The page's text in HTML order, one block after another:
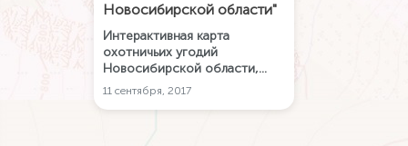
Новосибирской области"
Интерактивная карта
охотничьих угодий
Новосибирской области,
дающая полное
представление о границах
11 сентября, 2017